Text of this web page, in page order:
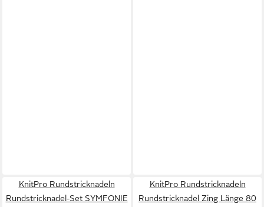
KnitPro Rundstricknadeln
Rundstricknadel-Set SYMFONIE
KnitPro Rundstricknadeln
Rundstricknadel Zing Länge 80